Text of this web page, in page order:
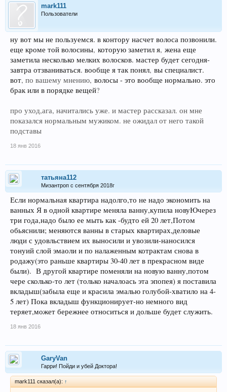
mark111
Пользователи
ну вот мы не пользуемся. в контору насчет волоса позвонили.
еще кроме той волосины, которую заметил я, жена еще
заметила несколько мелких волосков. мастер будет сегодня-
завтра отзваниваться. вообще я так понял, вы специалист.
вот, по вашему мнению, волосы - это вообще нормально. это
брак или в порядке вещей?
про уход,ага, начитались уже. и мастер рассказал. он мне
показался нормальным мужиком. не ожидал от него такой
подставы
18 янв 2016
татьяна112
Мизантроп с сентября 2018г
Если нормальная квартира надолго,то не надо экономить на
ванных Я в одной квартире меняла ванну,купила новуЮчерез
три года,надо было ее мыть как -будто ей 20 лет,Потом
обьяснили; меняются ванны в старых квартирах,деловые
люди с удовльствием их выносили и увозили-наносился
тонуий слой эмаоли и по налаженным котрактам снова в
родажу(это раньше квартиры 30-40 лет в прекрасном виде
были). В другой квартире поменяли на новую ванну,потом
чере сколько-то лет (только началоась эта эпопея) я поставила
вкладыш(забыла еще и красила эмалью голубой-хватило на 4-
5 лет) Пока вкладыш функционирует-но немного вид
теряет,может бережнее относиться и дольше будет служить.
18 янв 2016
GaryVan
Гарри! Пойди и убей Доктора!
mark111 сказал(а): ↑